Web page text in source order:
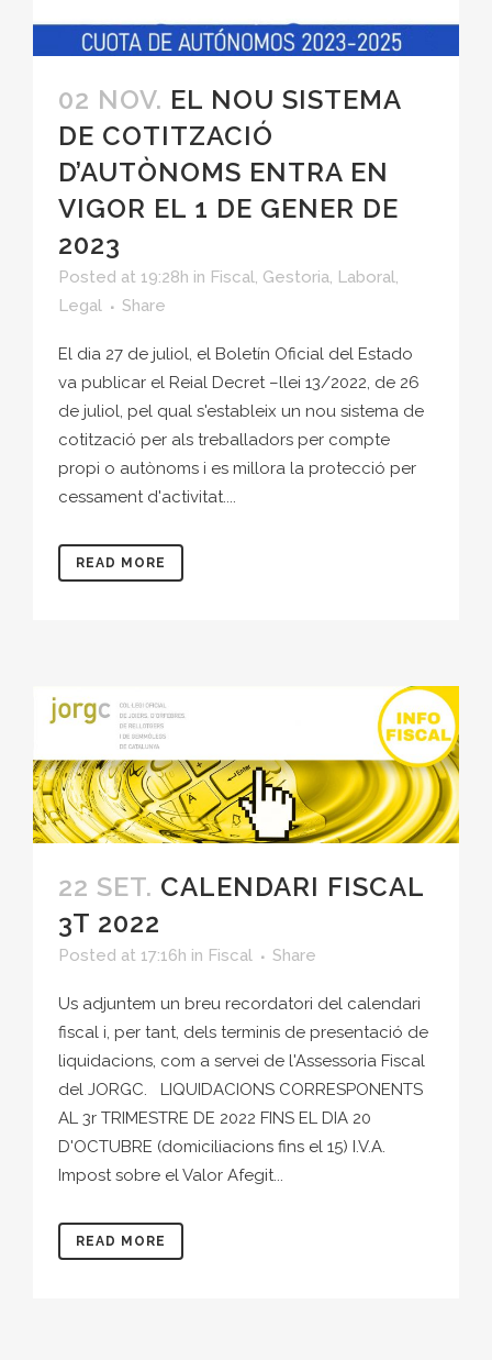
02 NOV. EL NOU SISTEMA
DE COTITZACIÓ
D’AUTÒNOMS ENTRA EN
VIGOR EL 1 DE GENER DE
2023
Posted at 19:28h in Fiscal, Gestoria, Laboral,
Legal
Share
El dia 27 de juliol, el Boletín Oficial del Estado
va publicar el Reial Decret –llei 13/2022, de 26
de juliol, pel qual s'estableix un nou sistema de
cotització per als treballadors per compte
propi o autònoms i es millora la protecció per
cessament d'activitat....
READ MORE
22 SET. CALENDARI FISCAL
3T 2022
Posted at 17:16h in Fiscal Share
Us adjuntem un breu recordatori del calendari
fiscal i, per tant, dels terminis de presentació de
liquidacions, com a servei de l'Assessoria Fiscal
del JORGC. LIQUIDACIONS CORRESPONENTS
AL 3r TRIMESTRE DE 2022 FINS EL DIA 20
D'OCTUBRE (domiciliacions fins el 15) I.V.A.
Impost sobre el Valor Afegit...
READ MORE